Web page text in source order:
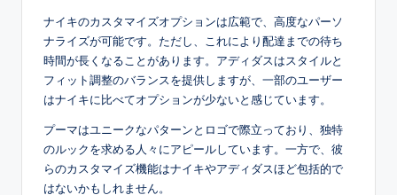
ナイキのカスタマイズオプションは広範で、高度なパーソ
ナライズが可能です。ただし、これにより配達までの待ち
時間が長くなることがあります。アディダスはスタイルと
フィット調整のバランスを提供しますが、一部のユーザー
はナイキに比べてオプションが少ないと感じています。
プーマはユニークなパターンとロゴで際立っており、独特
のルックを求める人々にアピールしています。一方で、彼
らのカスタマイズ機能はナイキやアディダスほど包括的で
はないかもしれません。